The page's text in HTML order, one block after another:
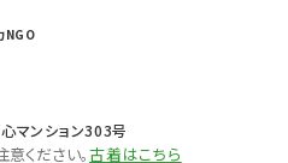
NGO
ンション303号
ください。古着はこちら